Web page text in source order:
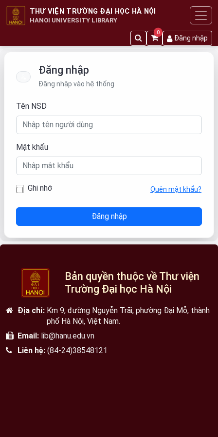
THƯ VIỆN TRƯỜNG ĐẠI HỌC HÀ NỘI
HANOI UNIVERSITY LIBRARY
0
Đăng nhập
Đăng nhập
Đăng nhập vào hệ thống
Tên NSD
Mật khẩu
Ghi nhớ Quên mật khẩu?
Bản quyền thuộc về Thư viện
Trường Đại học Hà Nội
Địa chỉ: Km 9, đường Nguyễn Trãi, phường Đại Mỗ, thành
phố Hà Nội, Việt Nam.
Email: lib@hanu.edu.vn
Liên hệ: (84-24)38548121